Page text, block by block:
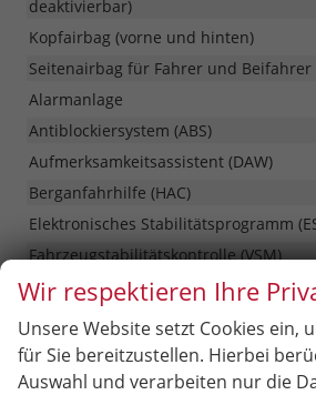
deaktivierbar)
Kopfairbag (vorne und hinten)
Seitenairbag für Fahrer und Beifahrer
Alarmanlage
Antiblockiersystem (ABS)
Aufmerksamkeitsassistent (DAW)
Berganfahrhilfe (HAC)
Elektronisches Stabilitätsprogramm
Fahrzeugstabilitätskontrolle (VSM)
Fernlichtassistent (HBA)
Geschwindigkeitslimitassistent (ISLA)
Insassenalarm hinten (RSA)
Multikollisionsbremse (MCB)
Wir respektieren Ihre
Unsere Website setzt Cookies ein,
für Sie bereitzustellen. Hierbei
Auswahl und verarbeiten nur die